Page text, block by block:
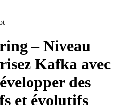
– Niveau
Kafka avec
des
et évolutifs